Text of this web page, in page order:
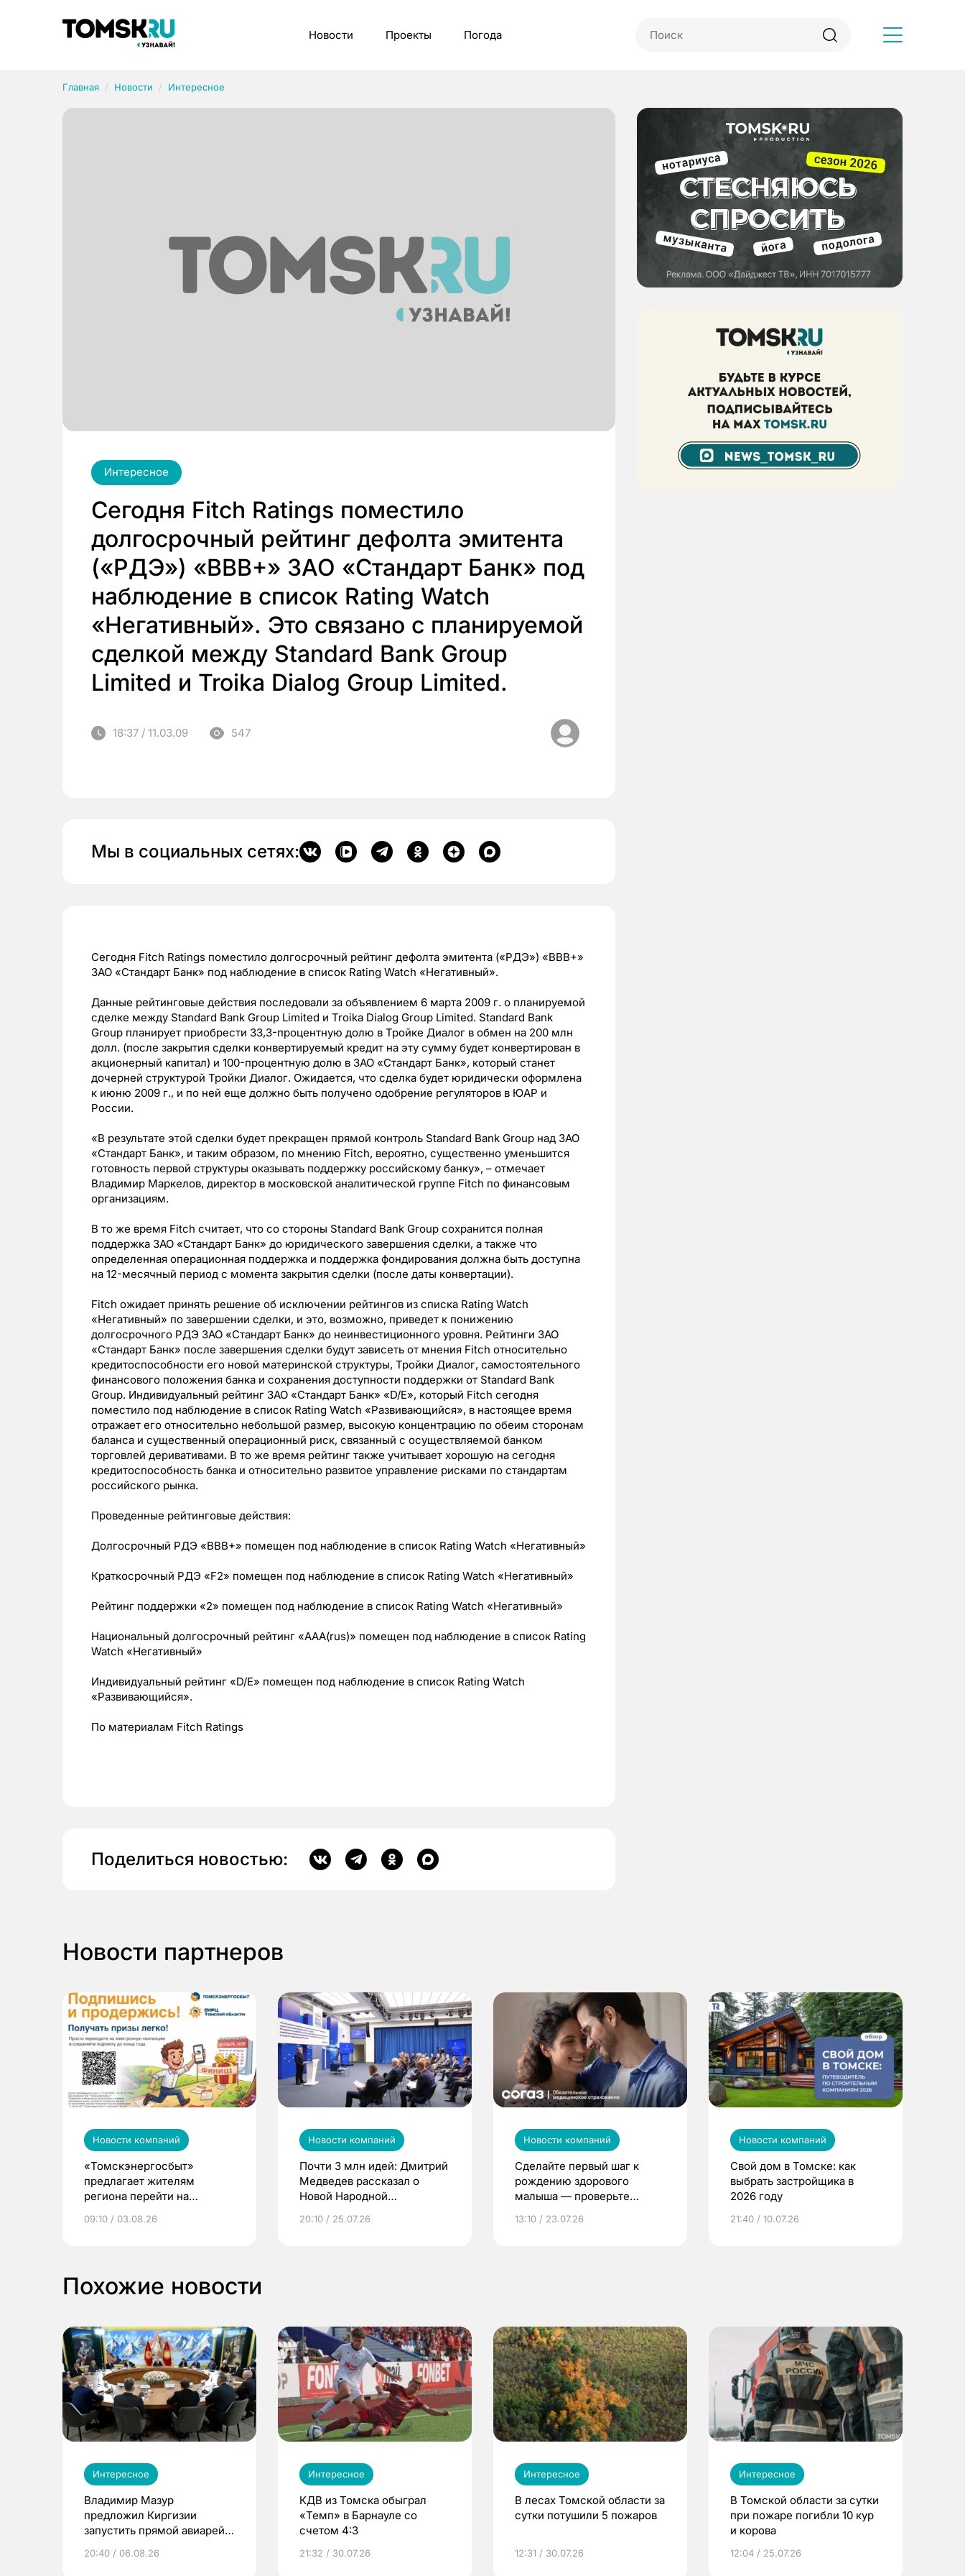
Новости Проекты Погода
Главная Новости Интересное
Интересное
Сегодня Fitch Ratings поместило
долгосрочный рейтинг дефолта эмитента
(«РДЭ») «BBB+» ЗАО «Стандарт Банк» под
наблюдение в список Rating Watch
«Негативный». Это связано с планируемой
сделкой между Standard Bank Group
Limited и Troika Dialog Group Limited.
18:37 / 11.03.09 547
Мы в социальных сетях:
Сегодня Fitch Ratings поместило долгосрочный рейтинг дефолта эмитента («РДЭ») «BBB+»
ЗАО «Стандарт Банк» под наблюдение в список Rating Watch «Негативный».
Данные рейтинговые действия последовали за объявлением 6 марта 2009 г. о планируемой
сделке между Standard Bank Group Limited и Troika Dialog Group Limited. Standard Bank
Group планирует приобрести 33,3-процентную долю в Тройке Диалог в обмен на 200 млн
долл. (после закрытия сделки конвертируемый кредит на эту сумму будет конвертирован в
акционерный капитал) и 100-процентную долю в ЗАО «Стандарт Банк», который станет
дочерней структурой Тройки Диалог. Ожидается, что сделка будет юридически оформлена
к июню 2009 г., и по ней еще должно быть получено одобрение регуляторов в ЮАР и
России.
«В результате этой сделки будет прекращен прямой контроль Standard Bank Group над ЗАО
«Стандарт Банк», и таким образом, по мнению Fitch, вероятно, существенно уменьшится
готовность первой структуры оказывать поддержку российскому банку», – отмечает
Владимир Маркелов, директор в московской аналитической группе Fitch по финансовым
организациям.
В то же время Fitch считает, что со стороны Standard Bank Group сохранится полная
поддержка ЗАО «Стандарт Банк» до юридического завершения сделки, а также что
определенная операционная поддержка и поддержка фондирования должна быть доступна
на 12-месячный период с момента закрытия сделки (после даты конвертации).
Fitch ожидает принять решение об исключении рейтингов из списка Rating Watch
«Негативный» по завершении сделки, и это, возможно, приведет к понижению
долгосрочного РДЭ ЗАО «Стандарт Банк» до неинвестиционного уровня. Рейтинги ЗАО
«Стандарт Банк» после завершения сделки будут зависеть от мнения Fitch относительно
кредитоспособности его новой материнской структуры, Тройки Диалог, самостоятельного
финансового положения банка и сохранения доступности поддержки от Standard Bank
Group. Индивидуальный рейтинг ЗАО «Стандарт Банк» «D/E», который Fitch сегодня
поместило под наблюдение в список Rating Watch «Развивающийся», в настоящее время
отражает его относительно небольшой размер, высокую концентрацию по обеим сторонам
баланса и существенный операционный риск, связанный с осуществляемой банком
торговлей деривативами. В то же время рейтинг также учитывает хорошую на сегодня
кредитоспособность банка и относительно развитое управление рисками по стандартам
российского рынка.
Проведенные рейтинговые действия:
Долгосрочный РДЭ «BBB+» помещен под наблюдение в список Rating Watch «Негативный»
Краткосрочный РДЭ «F2» помещен под наблюдение в список Rating Watch «Негативный»
Рейтинг поддержки «2» помещен под наблюдение в список Rating Watch «Негативный»
Национальный долгосрочный рейтинг «AAA(rus)» помещен под наблюдение в список Rating
Watch «Негативный»
Индивидуальный рейтинг «D/Е» помещен под наблюдение в список Rating Watch
«Развивающийся».
По материалам Fitch Ratings
Поделиться новостью:
Новости партнеров
Новости компаний
«Томскэнергосбыт»
предлагает жителям
региона перейти на
выиграть призы
09:10 / 03.08.26
Новости компаний
Почти 3 млн идей: Дмитрий
Медведев рассказал о
Новой Народной
20:10 / 25.07.26
Новости компаний
Сделайте первый шаг к
рождению здорового
малыша — проверьте
по ОМС!
13:10 / 23.07.26
Новости компаний
Свой дом в Томске: как
выбрать застройщика в
2026 году
21:40 / 10.07.26
Похожие новости
Интересное
Владимир Мазур
предложил Киргизии
запустить прямой авиарейс
20:40 / 06.08.26
Интересное
КДВ из Томска обыграл
«Темп» в Барнауле со
счетом 4:3
21:32 / 30.07.26
Интересное
В лесах Томской области за
сутки потушили 5 пожаров
12:31 / 30.07.26
Интересное
В Томской области за сутки
при пожаре погибли 10 кур
и корова
12:04 / 25.07.26
Рубрики